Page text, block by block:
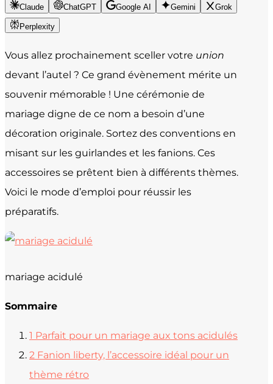
Claude ChatGPT Google AI Gemini Grok
Perplexity
Vous allez prochainement sceller votre union
devant l’autel ? Ce grand évènement mérite un
souvenir mémorable ! Une cérémonie de
mariage digne de ce nom a besoin d’une
décoration originale. Sortez des conventions en
misant sur les guirlandes et les fanions. Ces
accessoires se prêtent bien à différents thèmes.
Voici le mode d’emploi pour réussir les
préparatifs.
mariage acidulé
Sommaire
1 Parfait pour un mariage aux tons acidulés
2 Fanion liberty, l’accessoire idéal pour un
thème rétro